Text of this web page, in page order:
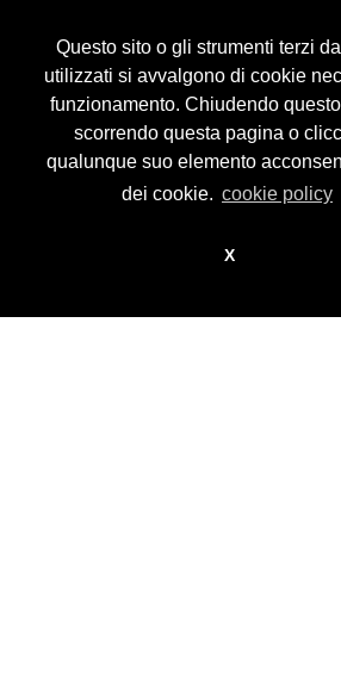
Questo sito o gli strumenti terzi
utilizzati si avvalgono di cookie
funzionamento. Chiudendo
scorrendo questa pagina o
qualunque suo elemento
dei cookie. cookie policy
X
Privacy Policy
© guidocosta projects 2016
design bynikita workstation